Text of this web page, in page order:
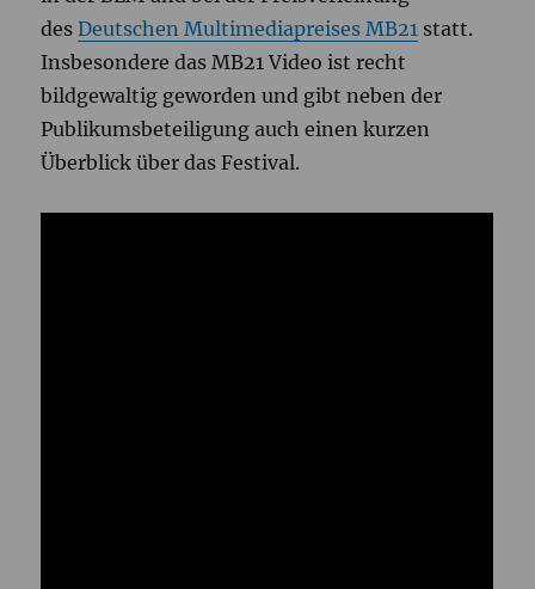
desDeutschen Multimediapreises MB21 statt.
Insbesondere das MB21 Video ist recht
bildgewaltig geworden und gibt neben der
Publikumsbeteiligung auch einen kurzen
Überblick über das Festival.